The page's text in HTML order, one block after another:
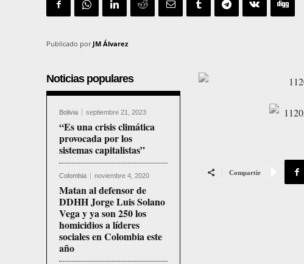
Publicado por JM Álvarez
Noticias populares
Bolivia septiembre 21, 2023
“Es una crisis climática
provocada por los
sistemas capitalistas”
Colombia noviembre 4, 2020
Matan al defensor de
DDHH Jorge Luis Solano
Vega y ya son 250 los
homicidios a líderes
sociales en Colombia este
año
Compartir